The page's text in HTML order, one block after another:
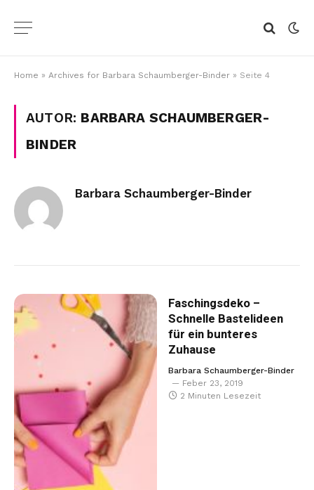
Home » Archives for Barbara Schaumberger-Binder » Seite 4
AUTOR: BARBARA SCHAUMBERGER-
BINDER
Barbara Schaumberger-Binder
Faschingsdeko –
Schnelle Bastelideen
für ein bunteres
Zuhause
Barbara Schaumberger-Binder
Feber 23, 2019
2 Minuten Lesezeit